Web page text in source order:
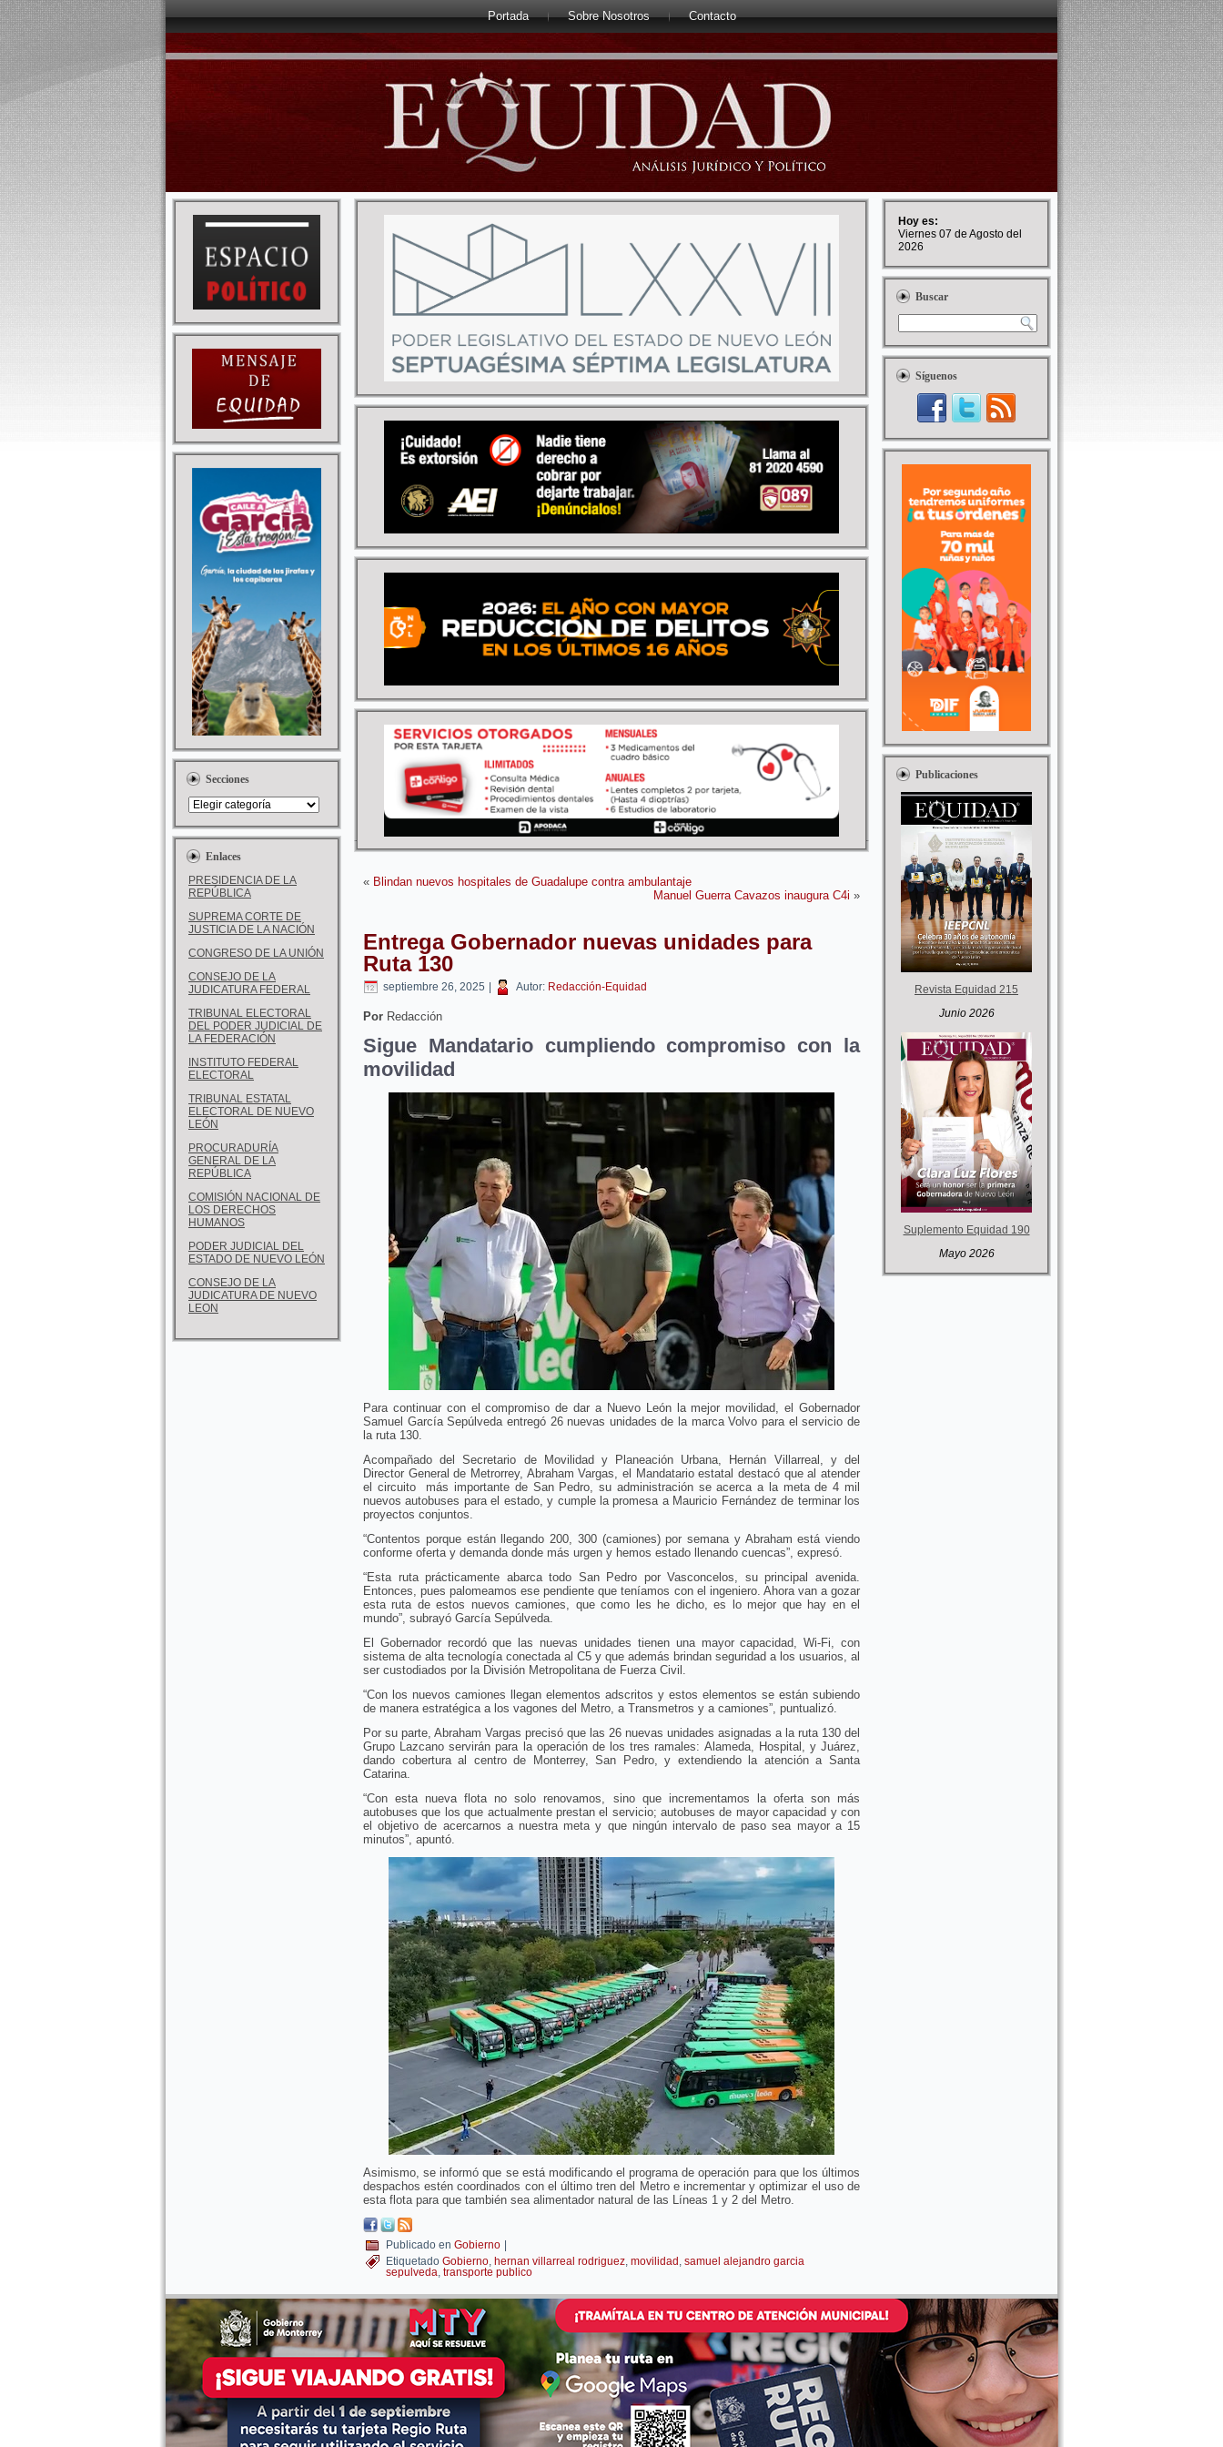
Portada Sobre Nosotros Contacto
Secciones
Enlaces
PRESIDENCIA DE LA
REPÚBLICA
SUPREMA CORTE DE
JUSTICIA DE LA NACIÓN
CONGRESO DE LA UNIÓN
CONSEJO DE LA
JUDICATURA FEDERAL
TRIBUNAL ELECTORAL
DEL PODER JUDICIAL DE
LA FEDERACIÓN
INSTITUTO FEDERAL
ELECTORAL
TRIBUNAL ESTATAL
ELECTORAL DE NUEVO
LEÓN
PROCURADURÍA
GENERAL DE LA
REPÚBLICA
COMISIÓN NACIONAL DE
LOS DERECHOS
HUMANOS
PODER JUDICIAL DEL
ESTADO DE NUEVO LEÓN
CONSEJO DE LA
JUDICATURA DE NUEVO
LEON
« Blindan nuevos hospitales de Guadalupe contra ambulantaje
Manuel Guerra Cavazos inaugura C4i »
Entrega Gobernador nuevas unidades para
Ruta 130
septiembre 26, 2025 Autor: Redacción-Equidad
Por Redacción
Sigue Mandatario cumpliendo compromiso con la
movilidad
Para continuar con el compromiso de dar a Nuevo León la mejor movilidad, el Gobernador
Samuel García Sepúlveda entregó 26 nuevas unidades de la marca Volvo para el servicio de
la ruta 130.
Acompañado del Secretario de Movilidad y Planeación Urbana, Hernán Villarreal, y del
Director General de Metrorrey, Abraham Vargas, el Mandatario estatal destacó que al atender
el circuito más importante de San Pedro, su administración se acerca a la meta de 4 mil
nuevos autobuses para el estado, y cumple la promesa a Mauricio Fernández de terminar los
proyectos conjuntos.
“Contentos porque están llegando 200, 300 (camiones) por semana y Abraham está viendo
conforme oferta y demanda donde más urgen y hemos estado llenando cuencas”, expresó.
“Esta ruta prácticamente abarca todo San Pedro por Vasconcelos, su principal avenida.
Entonces, pues palomeamos ese pendiente que teníamos con el ingeniero. Ahora van a gozar
esta ruta de estos nuevos camiones, que como les he dicho, es lo mejor que hay en el
mundo”, subrayó García Sepúlveda.
El Gobernador recordó que las nuevas unidades tienen una mayor capacidad, Wi-Fi, con
sistema de alta tecnología conectada al C5 y que además brindan seguridad a los usuarios, al
ser custodiados por la División Metropolitana de Fuerza Civil.
“Con los nuevos camiones llegan elementos adscritos y estos elementos se están subiendo
de manera estratégica a los vagones del Metro, a Transmetros y a camiones”, puntualizó.
Por su parte, Abraham Vargas precisó que las 26 nuevas unidades asignadas a la ruta 130 del
Grupo Lazcano servirán para la operación de los tres ramales: Alameda, Hospital, y Juárez,
dando cobertura al centro de Monterrey, San Pedro, y extendiendo la atención a Santa
Catarina.
“Con esta nueva flota no solo renovamos, sino que incrementamos la oferta son más
autobuses que los que actualmente prestan el servicio; autobuses de mayor capacidad y con
el objetivo de acercarnos a nuestra meta y que ningún intervalo de paso sea mayor a 15
minutos”, apuntó.
Asimismo, se informó que se está modificando el programa de operación para que los últimos
despachos estén coordinados con el último tren del Metro e incrementar y optimizar el uso de
esta flota para que también sea alimentador natural de las Líneas 1 y 2 del Metro.
Publicado en Gobierno
Etiquetado Gobierno, hernan villarreal rodriguez, movilidad , samuel alejandro garcia
sepulveda, transporte publico
Hoy es:
Viernes 07 de Agosto del
2026
Buscar
Síguenos
Publicaciones
Revista Equidad 215
Junio 2026
Suplemento Equidad 190
Mayo 2026